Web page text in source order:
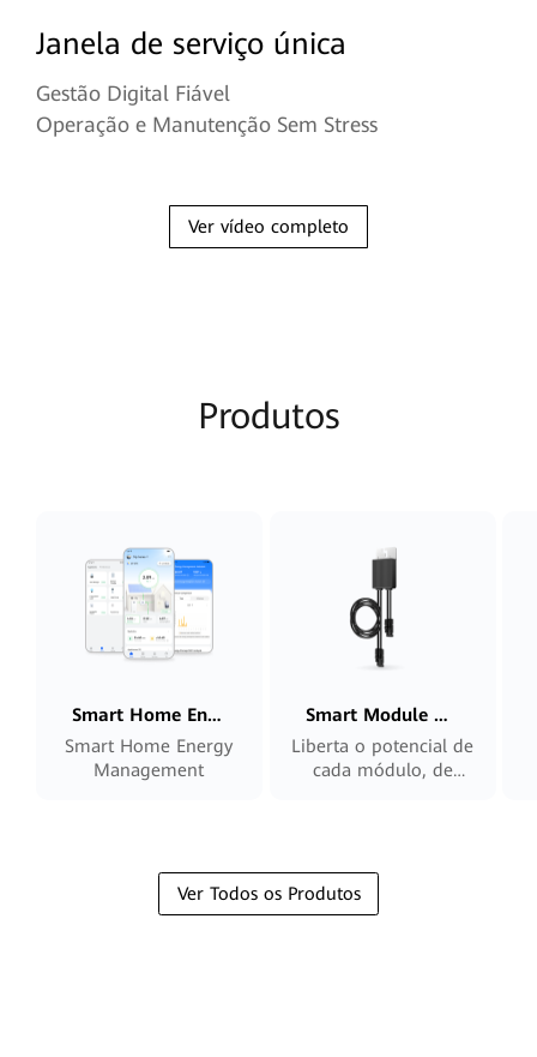
Janela de serviço única
Gestão Digital Fiável
Operação e Manutenção Sem Stress
Ver vídeo completo
Produtos
Smart Home Energy Management
Smart Home Energy
Management
Smart Module Controller
Liberta o potencial de
cada módulo, de
Ver Todos os Produtos